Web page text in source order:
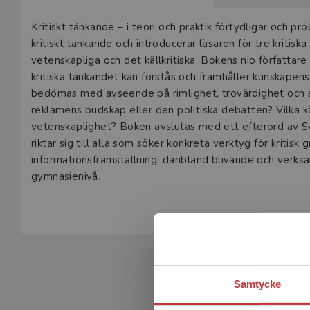
Samtycke
Beskrivning
Kritiskt tänkande – i teori och praktik förtydligar och
kritiskt tänkande och introducerar läsaren för tre
vetenskapliga och det källkritiska. Bokens nio
kritiska tänkandet kan förstås och framhåller
bedömas med avseende på rimlighet, trovärdighet och
reklamens budskap eller den politiska debatten? Vilka
vetenskaplighet? Boken avslutas med ett efterord av
riktar sig till alla som söker konkreta verktyg för kritisk
informationsframställning, däribland blivande och